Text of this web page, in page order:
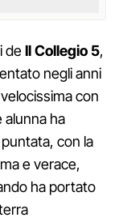
deIl Collegio 5,
negli anni
con
alunna ha
con la
e verace,
ha portato